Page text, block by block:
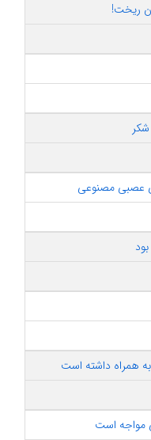
ريخت!
همراه داشته است
مواجه است